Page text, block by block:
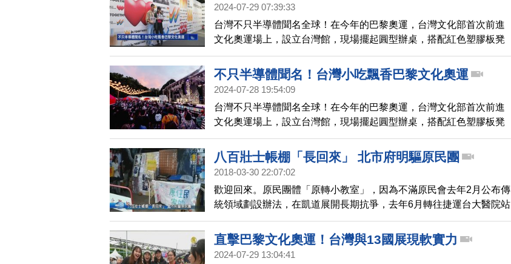
2024-07-29 07:39:33
台灣不只半導體聞名全球！在今年的巴黎奧運，台灣文化部首次前進
文化奧運場上，設立台灣館，現場擺起圓型辦桌，搭配紅色塑膠板凳
與喜氣燈籠，期盼透過文化藝術與音樂的方式，讓世界更加認識台
灣。
不只半導體聞名！台灣小吃飄香巴黎文化奧運
2024-07-28 19:54:09
台灣不只半導體聞名全球！在今年的巴黎奧運，台灣文化部首次前進
文化奧運場上，設立台灣館，現場擺起圓型辦桌，搭配紅色塑膠板凳
與喜氣燈籠，期盼透過文化藝術與音樂的方式，讓世界更加認識台
灣。
八百壯士帳棚「長回來」 北市府明驅原民團
2018-03-30 22:07:02
歡迎回來。原民團體「原轉小教室」，因為不滿原民會去年2月公布傳
統領域劃設辦法，在凱道展開長期抗爭，去年6月轉往捷運台大醫院站
1號出口駐紮，昨天遭到北捷開罰，北捷表示，在捷運出入口處堆置物
品已違反「大眾捷運法」，如果原民團體今晚8點仍未自行清除完畢，
將會同警方依法強制執行，目前原民團體正在召開記者會。不過另一
直擊巴黎文化奧運！台灣與13國展現軟實力
2024-07-29 13:04:41